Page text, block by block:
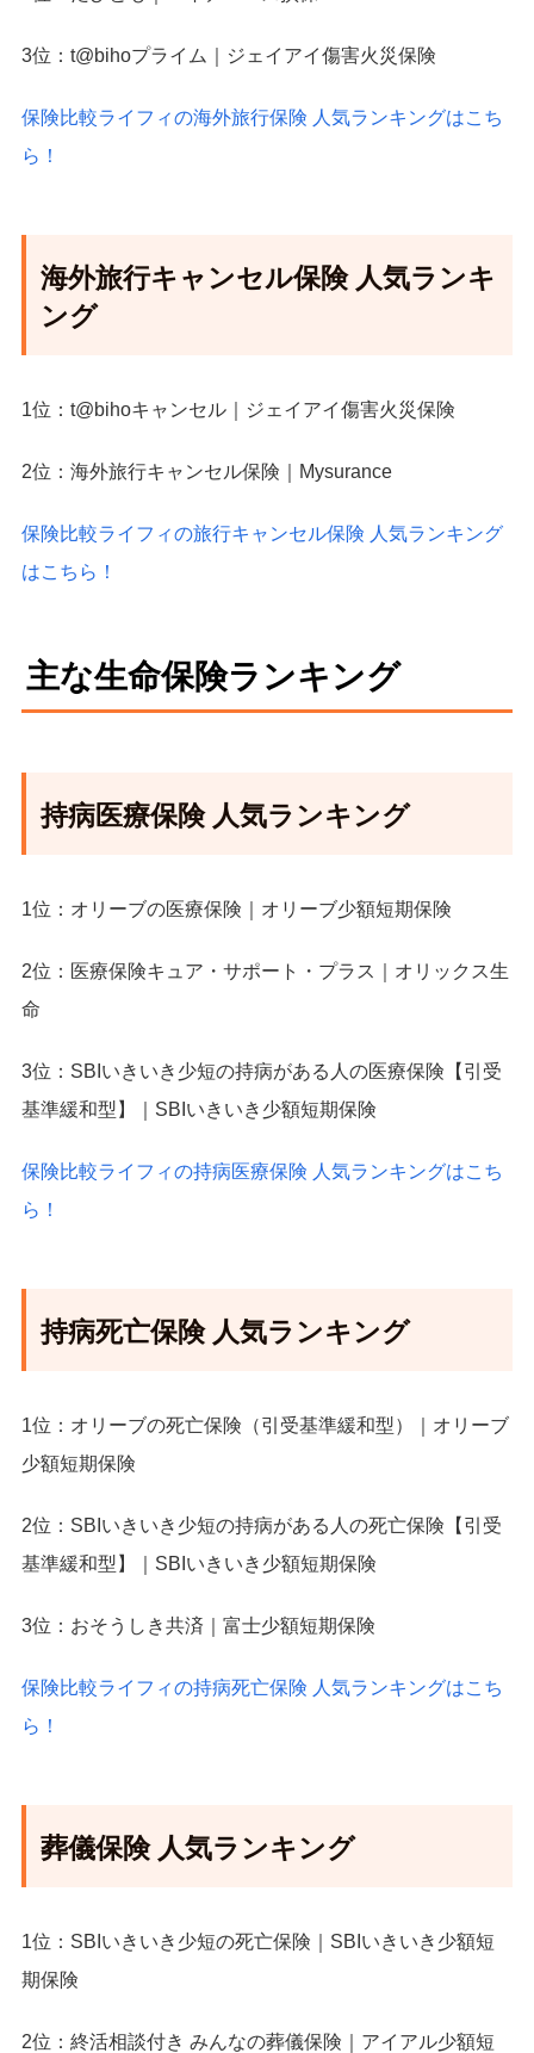
3位：t@bihoプライム｜ジェイアイ傷害火災保険
保険比較ライフィの海外旅行保険 人気ランキングはこち
ら！
海外旅行キャンセル保険 人気ランキ
ング
1位：t@bihoキャンセル｜ジェイアイ傷害火災保険
2位：海外旅行キャンセル保険｜Mysurance
保険比較ライフィの旅行キャンセル保険 人気ランキング
はこちら！
主な生命保険ランキング
持病医療保険 人気ランキング
1位：オリーブの医療保険｜オリーブ少額短期保険
2位：医療保険キュア・サポート・プラス｜オリックス生
命
3位：SBIいきいき少短の持病がある人の医療保険【引受
基準緩和型】｜SBIいきいき少額短期保険
保険比較ライフィの持病医療保険 人気ランキングはこち
ら！
持病死亡保険 人気ランキング
1位：オリーブの死亡保険（引受基準緩和型）｜オリーブ
少額短期保険
2位：SBIいきいき少短の持病がある人の死亡保険【引受
基準緩和型】｜SBIいきいき少額短期保険
3位：おそうしき共済｜富士少額短期保険
保険比較ライフィの持病死亡保険 人気ランキングはこち
ら！
葬儀保険 人気ランキング
1位：SBIいきいき少短の死亡保険｜SBIいきいき少額短
期保険
2位：終活相談付き みんなの葬儀保険｜アイアル少額短